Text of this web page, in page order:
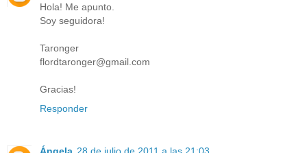
Hola! Me apunto.
Soy seguidora!
Taronger
flordtaronger@gmail.com
Gracias!
Responder
Ángela 28 de julio de 2011 a las 21:03